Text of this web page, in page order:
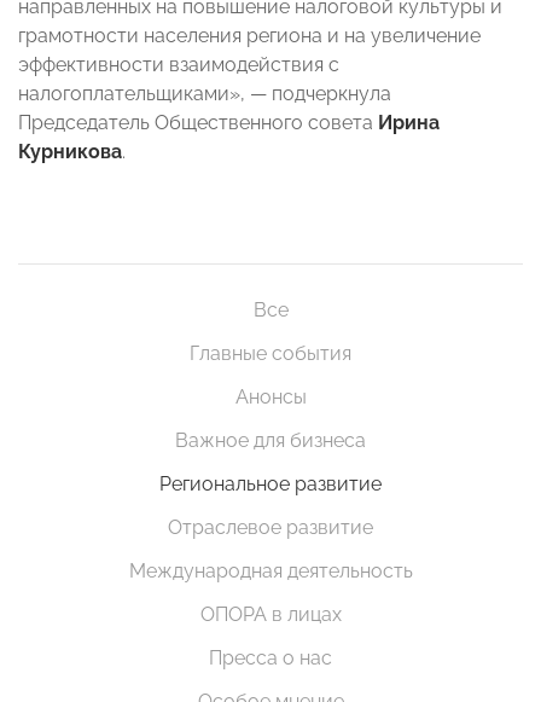
направленных на повышение налоговой культуры и
грамотности населения региона и на увеличение
эффективности взаимодействия с
налогоплательщиками», — подчеркнула
Председатель Общественного совета Ирина
Курникова.
Все
Главные события
Анонсы
Важное для бизнеса
Региональное развитие
Отраслевое развитие
Международная деятельность
ОПОРА в лицах
Пресса о нас